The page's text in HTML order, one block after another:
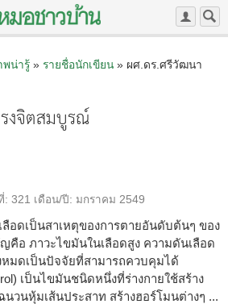
น่ารู้» รายชื่อนักเขียน» ผศ.ดร.ศรีวัฒนา
งจิตสมบูรณ์
: 321 เดือน/ปี: มกราคม 2549
อดเป็นสาเหตุของการตายอันดับต้นๆ ของ
คือ ภาวะไขมันในเลือดสูง ความดันเลือด
หมดเป็นปัจจัยที่สามารถควบคุมได้
เป็นไขมันชนิดหนึ่งที่ร่างกายใช้สร้าง
นวนหุ้มเส้นประสาท สร้างฮอร์โมนต่างๆ ...